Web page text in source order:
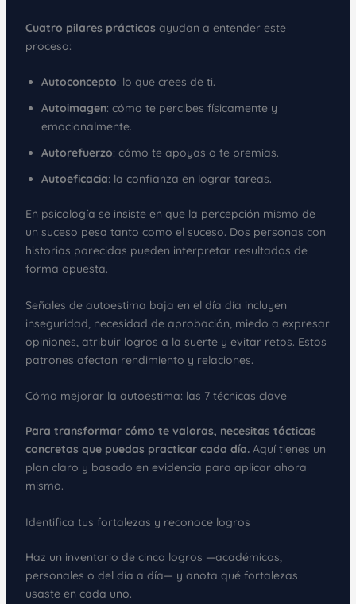
Cuatro pilares prácticos ayudan a entender este
proceso:
Autoconcepto: lo que crees de ti.
Autoimagen: cómo te percibes físicamente y
emocionalmente.
Autorefuerzo: cómo te apoyas o te premias.
Autoeficacia: la confianza en lograr tareas.
En psicología se insiste en que la percepción mismo de
un suceso pesa tanto como el suceso. Dos personas con
historias parecidas pueden interpretar resultados de
forma opuesta.
Señales de autoestima baja en el día día incluyen
inseguridad, necesidad de aprobación, miedo a expresar
opiniones, atribuir logros a la suerte y evitar retos. Estos
patrones afectan rendimiento y relaciones.
Cómo mejorar la autoestima: las 7 técnicas clave
Para transformar cómo te valoras, necesitas tácticas
concretas que puedas practicar cada día.Aquí tienes un
plan claro y basado en evidencia para aplicar ahora
mismo.
Identifica tus fortalezas y reconoce logros
Haz un inventario de cinco logros —académicos,
personales o del día a día— y anota qué fortalezas
usaste en cada uno.